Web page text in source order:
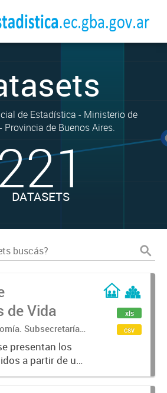
de Estadística - Ministerio de
Provincia de Buenos Aires.
DATASETS
de Vida
Subsecretaría
y
Provincial de
presentan los
a partir de un
que
xls
csv